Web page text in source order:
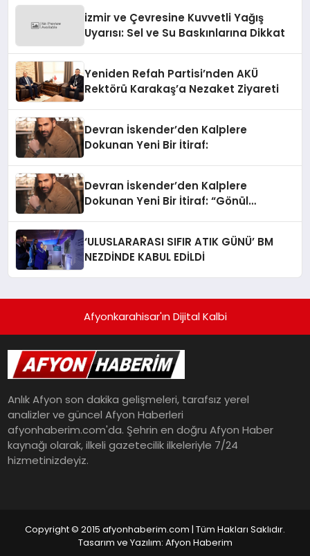
izmir ve Çevresine Kuvvetli Yağış
Uyarısı: Sel ve Su Baskınlarına Dikkat
Yeniden Refah Partisi’nden AKÜ
Rektörü Karakaş’a Nezaket Ziyareti
Devran İskender’den Kalplere
Dokunan Yeni Bir İtiraf:
Devran İskender’den Kalplere
Dokunan Yeni Bir İtiraf: “Gönül
‘ULUSLARARASI SIFIR ATIK GÜNÜ’ BM
NEZDİNDE KABUL EDİLDİ
Afyonkarahisar'ın Dijital Kalbi
Anlık Afyon son dakika gelişmeleri, tarafsız yerel
analizler ve güncel Afyon Haberleri
afyonhaberim.com'da. Şehrin en doğru Afyon Haber
kaynağı olarak, ilkeli gazetecilik ilkeleriyle 7/24
hizmetinizdeyiz.
Copyright © 2015 afyonhaberim.com | Tüm Hakları Saklıdır.
Tasarım ve Yazılım: Afyon Haberim